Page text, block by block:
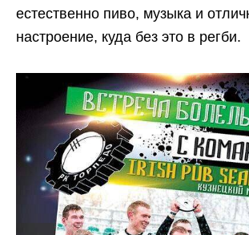
естественно пиво, музыка и
настроение, куда без это в регби.